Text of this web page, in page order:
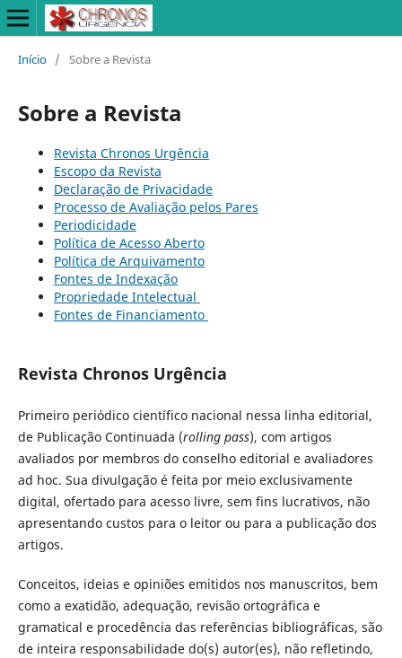
Início / Sobre a Revista
Sobre a Revista
Revista Chronos Urgência
Escopo da Revista
Declaração de Privacidade
Processo de Avaliação pelos Pares
Periodicidade
Política de Acesso Aberto
Política de Arquivamento
Fontes de Indexação
Propriedade Intelectual
Fontes de Financiamento
Revista Chronos Urgência
Primeiro periódico científico nacional nessa linha editorial,
de Publicação Continuada (rolling pass), com artigos
avaliados por membros do conselho editorial e avaliadores
ad hoc. Sua divulgação é feita por meio exclusivamente
digital, ofertado para acesso livre, sem fins lucrativos, não
apresentando custos para o leitor ou para a publicação dos
artigos.
Conceitos, ideias e opiniões emitidos nos manuscritos, bem
como a exatidão, adequação, revisão ortográfica e
gramatical e procedência das referências bibliográficas, são
de inteira responsabilidade do(s) autor(es), não refletindo,